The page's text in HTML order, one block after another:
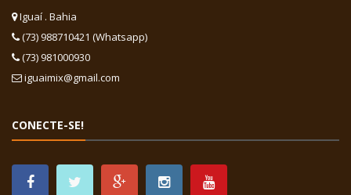
Iguaí . Bahia
(73) 988710421 (Whatsapp)
(73) 981000930
iguaimix@gmail.com
CONECTE-SE!